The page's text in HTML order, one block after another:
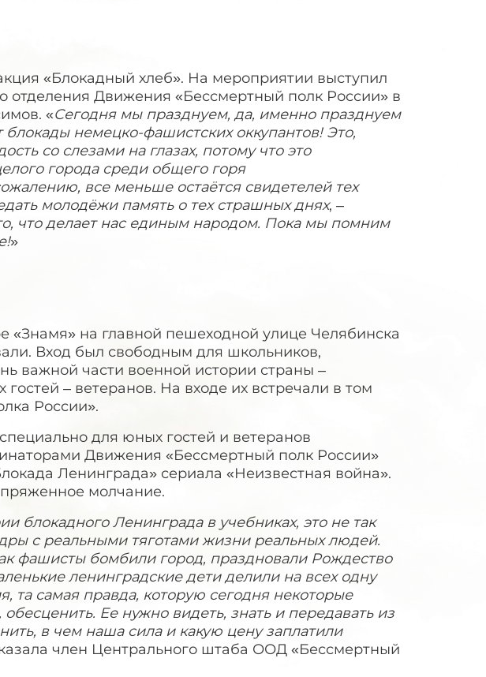
«Блокадный хлеб». На мероприятии выступил
отделения Движения «Бессмертный полк России» в
«Сегодня мы празднуем, да, именно празднуем
немецко-фашистских оккупантов! Это,
со слезами на глазах, потому что это
города среди общего горя
все меньше остаётся свидетелей тех
молодёжи память о тех страшных днях, –
что делает нас единым народом. Пока мы помним
»
«Знамя» на главной пешеходной улице Челябинска
Вход был свободным для школьников,
важной части военной истории страны –
– ветеранов. На входе их встречали в том
России».
для юных гостей и ветеранов
Движения «Бессмертный полк России»
Ленинграда» сериала «Неизвестная война».
молчание.
блокадного Ленинграда в учебниках, это не так
с реальными тяготами жизни реальных людей.
фашисты бомбили город, праздновали Рождество
ленинградские дети делили на всех одну
та самая правда, которую сегодня некоторые
Ее нужно видеть, знать и передавать из
в чем наша сила и какую цену заплатили
член Центрального штаба ООД «Бессмертный